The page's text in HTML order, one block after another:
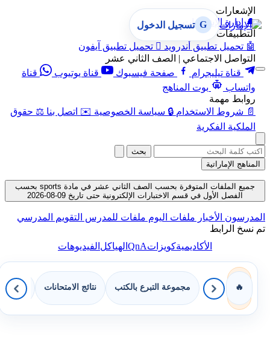
الإشعارات
🔔 إدارة الإشعارات
التطبيقات
🤖 تحميل تطبيق أندرويد  تحميل تطبيق آيفون
التواصل الاجتماعي | الصف الثاني عشر
قناة تيليجرام
صفحة فيسبوك قناة يوتيوب
قناة
واتساب
بوت المناهج
روابط مهمة
📄 شروط الاستخدام 🔒 سياسة الخصوصية ✉️ اتصل بنا ⚖️ حقوق
الملكية الفكرية
G تسجيل الدخول
بحث
المناهج الإماراتية
جميع الملفات المتوفرة بحسب الصف الثاني عشر في مادة sports بحسب
الفصل الأول في قسم الاختبارات الإلكترونية حتى تاريخ 09-08-2026
المدرسون الأخبار ملفات اليوم ملفات للمدرس التقويم المدرسي
تم نسخ الرابط
الأكاديميةكويزاتQnAالهياكلالفيديوهات
🔥 مجموعة التبرع بالكتب نتائج الامتحانات